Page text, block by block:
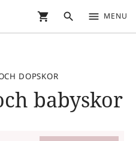
shopping_cart search menu MENU
DOPSKOR
babyskor